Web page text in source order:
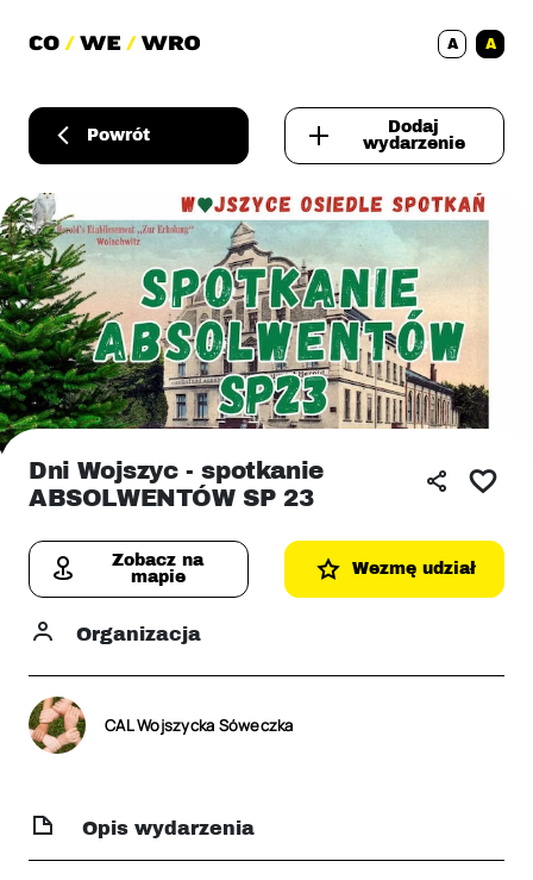
A A
Powrót
Dodaj
wydarzenie
Dni Wojszyc - spotkanie
ABSOLWENTÓW SP 23
Zobacz na
mapie
Wezmę udział
Organizacja
CAL Wojszycka Sóweczka
Opis wydarzenia